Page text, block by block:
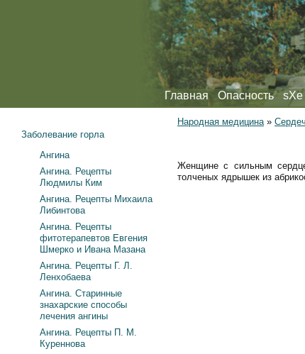
Главная Опасность sXe
Народная медицина»
Женщине с сильным
толченых ядрышек из
Заболевание горла
Ангина
Ангина. Рецепты
Людмилы Ким
Ангина. Рецепты Михаила
Либинтова
Ангина. Рецепты
фитотерапевтов Евгения
Шмерко и Ивана Мазана
Ангина. Рецепты Г. Л.
Ленхобаева
Ангина. Старинные
знахарские способы
лечения ангины
Ангина. Рецепты П. М.
Куреннова